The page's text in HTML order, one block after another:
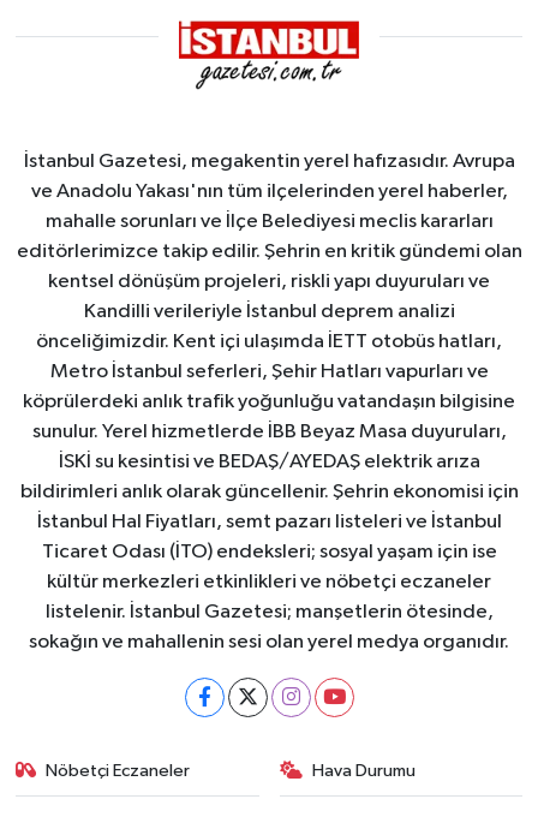
İstanbul Gazetesi, megakentin yerel hafızasıdır. Avrupa
ve Anadolu Yakası'nın tüm ilçelerinden yerel haberler,
mahalle sorunları ve İlçe Belediyesi meclis kararları
editörlerimizce takip edilir. Şehrin en kritik gündemi olan
kentsel dönüşüm projeleri, riskli yapı duyuruları ve
Kandilli verileriyle İstanbul deprem analizi
önceliğimizdir. Kent içi ulaşımda İETT otobüs hatları,
Metro İstanbul seferleri, Şehir Hatları vapurları ve
köprülerdeki anlık trafik yoğunluğu vatandaşın bilgisine
sunulur. Yerel hizmetlerde İBB Beyaz Masa duyuruları,
İSKİ su kesintisi ve BEDAŞ/AYEDAŞ elektrik arıza
bildirimleri anlık olarak güncellenir. Şehrin ekonomisi için
İstanbul Hal Fiyatları, semt pazarı listeleri ve İstanbul
Ticaret Odası (İTO) endeksleri; sosyal yaşam için ise
kültür merkezleri etkinlikleri ve nöbetçi eczaneler
listelenir. İstanbul Gazetesi; manşetlerin ötesinde,
sokağın ve mahallenin sesi olan yerel medya organıdır.
Nöbetçi Eczaneler Hava Durumu